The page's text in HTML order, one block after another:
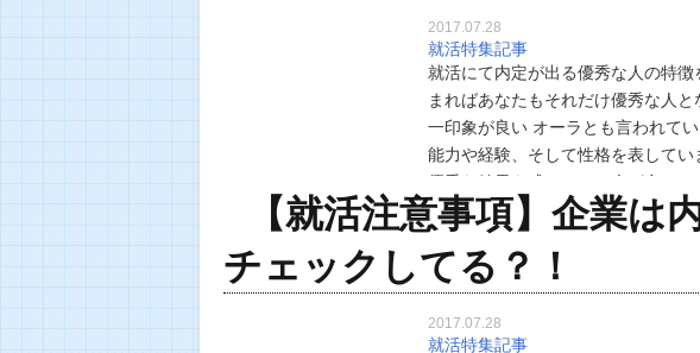
2017.07.28
就活特集記事
就活にて内定が出る優秀な人の特
まればあなたもそれだけ優秀な人
一印象が良い オーラとも言われて
能力や経験、そして性格を表して
優秀な結果を残している人が多い
この社会に行っても必要…
【就活注意事項】企業は
チェックしてる？！
2017.07.28
就活特集記事